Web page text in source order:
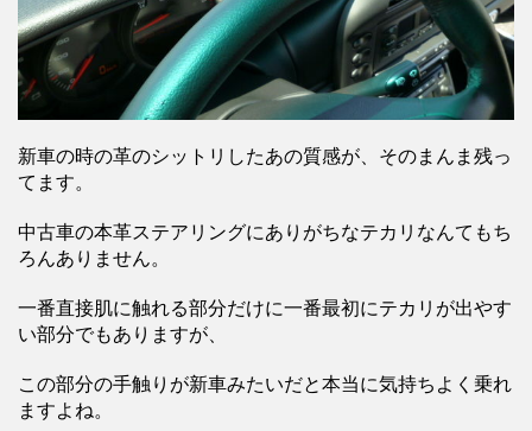
新車の時の革のシットリしたあの質感が、そのまんま残っ
てます。
中古車の本革ステアリングにありがちなテカリなんてもち
ろんありません。
一番直接肌に触れる部分だけに一番最初にテカリが出やす
い部分でもありますが、
この部分の手触りが新車みたいだと本当に気持ちよく乗れ
ますよね。